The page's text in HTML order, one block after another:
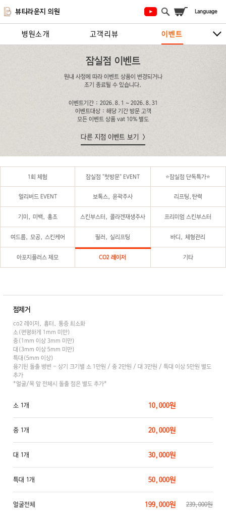
뷰티라운지 의원
병원소개 고객리뷰 이벤트
지점안내
잠실점 이벤트
이벤트기간 : 2026.8.1 ~ 2026.8.31
이벤트대상 : 해당 기간 방문 고객
원내 사정에 따라 이벤트 상품이 변경되거나
조기 종료될 수 있습니다.
모든 이벤트 상품 vat 10% 별도
다른 지점 이벤트 보기
1회 체험 잠실점 "첫방문" EVENT ⭐️잠실점 단독특가⭐️
얼리버드 EVENT 보톡스, 윤곽주사 리프팅,탄력
기미, 미백, 홍조 스킨부스터, 콜라겐재생주사 프리미엄 스킨부스터
여드름, 모공, 스킨케어 필러, 실리프팅 바디, 체형관리
아포지플러스 제모 CO2 레이저 기타
점제거
co2 레이저, 흉터, 통증 최소화
소(편평하게 1mm 미만)
중(1mm 이상 3mm 미만)
대(3mm 이상 5mm 미만)
특대(5mm 이상)
융기된 돌출 병변 - 상기 크기별 소 1만원 / 중 2만원 / 대 3만원 / 특대 이상 5만원 별도
추가
*얼굴/목 앞 전체시 돌출 점은 별도 추가*
소 1개 10,000원
중 1개 20,000원
대 1개 30,000원
특대 1개 50,000원
얼굴전체 199,000원 239,000원